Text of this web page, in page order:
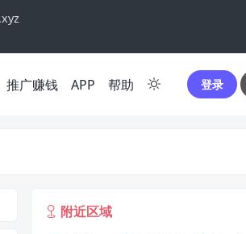
推广赚钱 APP 帮助 登录
附近区域